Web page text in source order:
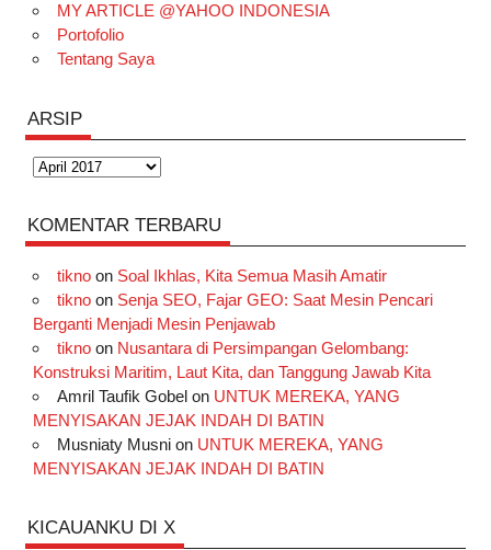
MY ARTICLE @YAHOO INDONESIA
Portofolio
Tentang Saya
ARSIP
Arsip
KOMENTAR TERBARU
tiknoon Soal Ikhlas, Kita Semua Masih Amatir
tiknoon Senja SEO, Fajar GEO: Saat Mesin Pencari
Berganti Menjadi Mesin Penjawab
tiknoon Nusantara di Persimpangan Gelombang:
Konstruksi Maritim, Laut Kita, dan Tanggung Jawab Kita
Amril Taufik Gobelon UNTUK MEREKA, YANG
MENYISAKAN JEJAK INDAH DI BATIN
Musniaty Musnion UNTUK MEREKA, YANG
MENYISAKAN JEJAK INDAH DI BATIN
KICAUANKU DI X